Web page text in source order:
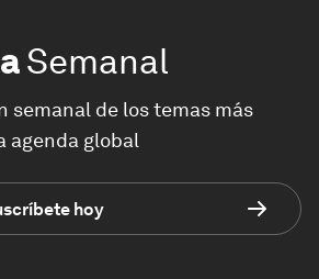
Semanal
semanal de los temas más
agenda global
hoy